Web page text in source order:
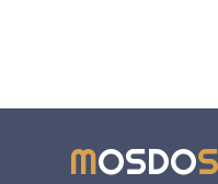
MOSDOS